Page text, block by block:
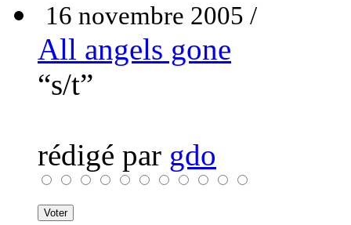
16 novembre 2005 /
All angels gone
“s/t”
rédigé par gdo